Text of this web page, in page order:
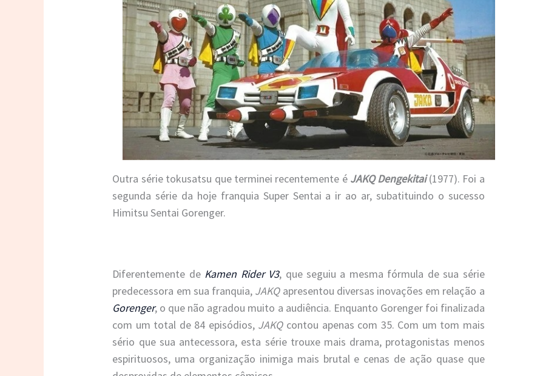
Outra série tokusatsu que terminei recentemente é JAKQ Dengekitai(1977). Foi a
segunda série da hoje franquia Super Sentai a ir ao ar, subatituindo o sucesso
Himitsu Sentai Gorenger.
Diferentemente de Kamen Rider V3, que seguiu a mesma fórmula de sua série
predecessora em sua franquia, JAKQ apresentou diversas inovações em relação a
Gorenger, o que não agradou muito a audiência. Enquanto Gorenger foi finalizada
com um total de 84 episódios, JAKQcontou apenas com 35. Com um tom mais
sério que sua antecessora, esta série trouxe mais drama, protagonistas menos
espirituosos, uma organização inimiga mais brutal e cenas de ação quase que